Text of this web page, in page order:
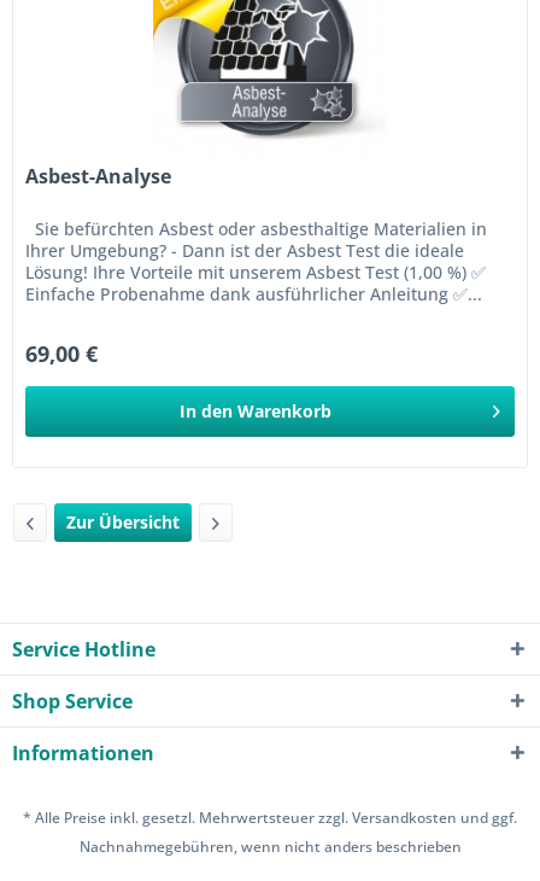
Asbest-Analyse
Sie befürchten Asbest oder asbesthaltige Materialien in
Ihrer Umgebung? - Dann ist der Asbest Test die ideale
Lösung! Ihre Vorteile mit unserem Asbest Test (1,00 %) ✅
Einfache Probenahme dank ausführlicher Anleitung ✅...
69,00 €
In den Warenkorb
Zur Übersicht
Service Hotline
Shop Service
Informationen
* Alle Preise inkl. gesetzl. Mehrwertsteuer zzgl.Versandkosten und ggf.
Nachnahmegebühren, wenn nicht anders beschrieben